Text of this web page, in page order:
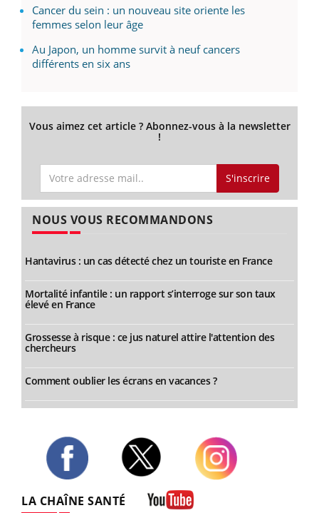
Cancer du sein : un nouveau site oriente les
femmes selon leur âge
Au Japon, un homme survit à neuf cancers
différents en six ans
Vous aimez cet article ? Abonnez-vous à la newsletter
!
S'inscrire
NOUS VOUS RECOMMANDONS
Hantavirus : un cas détecté chez un touriste en France
Mortalité infantile : un rapport s’interroge sur son taux
élevé en France
Grossesse à risque : ce jus naturel attire l'attention des
chercheurs
Comment oublier les écrans en vacances ?
LA CHAÎNE SANTÉ